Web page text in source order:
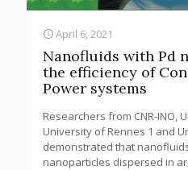
April 6, 2021
Nanofluids with Pd
the efficiency of
Power systems
Researchers from CNR-INO,
University of Rennes 1 and
demonstrated that
nanoparticles dispersed in